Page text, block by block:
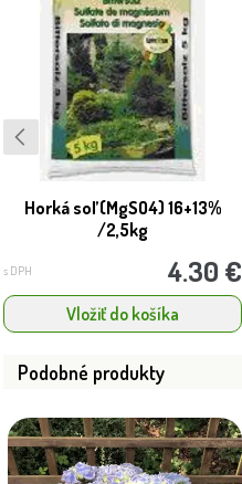
Horká soľ (MgSO4) 16+13%
/2,5kg
s DPH 4.30 €
Vložiť do košíka
Podobné produkty